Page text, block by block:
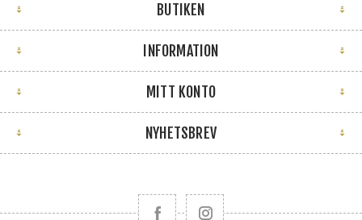
BUTIKEN
INFORMATION
MITT KONTO
NYHETSBREV